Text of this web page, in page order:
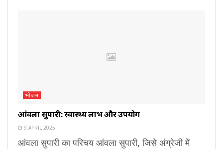
भोजन
आंवला सुपारी: स्वास्थ्य लाभ और उपयोग
9 APRIL 2025
आंवला सुपारी का परिचय आंवला सुपारी, जिसे अंग्रेजी में